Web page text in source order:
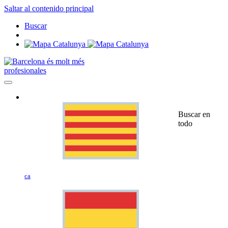
Saltar al contenido principal
Buscar
profesionales
ca
Buscar en
todo